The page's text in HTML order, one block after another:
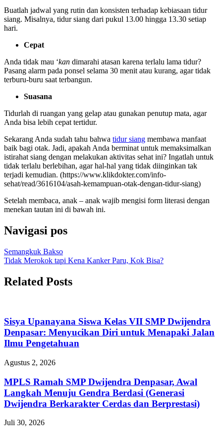
Buatlah jadwal yang rutin dan konsisten terhadap kebiasaan tidur
siang. Misalnya, tidur siang dari pukul 13.00 hingga 13.30 setiap
hari.
Cepat
Anda tidak mau ‘kan dimarahi atasan karena terlalu lama tidur?
Pasang alarm pada ponsel selama 30 menit atau kurang, agar tidak
terburu-buru saat terbangun.
Suasana
Tidurlah di ruangan yang gelap atau gunakan penutup mata, agar
Anda bisa lebih cepat tertidur.
Sekarang Anda sudah tahu bahwa tidur siang membawa manfaat
baik bagi otak. Jadi, apakah Anda berminat untuk memaksimalkan
istirahat siang dengan melakukan aktivitas sehat ini? Ingatlah untuk
tidak terlalu berlebihan, agar hal-hal yang tidak diinginkan tak
terjadi kemudian. (https://www.klikdokter.com/info-
sehat/read/3616104/asah-kemampuan-otak-dengan-tidur-siang)
Setelah membaca, anak – anak wajib mengisi form literasi dengan
menekan tautan ini di bawah ini.
Navigasi pos
Semangkuk Bakso
Tidak Merokok tapi Kena Kanker Paru, Kok Bisa?
Related Posts
Sisya Upanayana Siswa Kelas VII SMP Dwijendra
Denpasar: Menyucikan Diri untuk Menapaki Jalan
Ilmu Pengetahuan
Agustus 2, 2026
MPLS Ramah SMP Dwijendra Denpasar, Awal
Langkah Menuju Gendra Berdasi (Generasi
Dwijendra Berkarakter Cerdas dan Berprestasi)
Juli 30, 2026